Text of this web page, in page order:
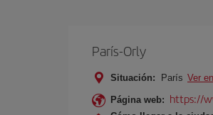
París-Orly
Situación: París Ver
Página web: https://